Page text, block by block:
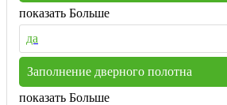
показать Больше
да
Заполнение дверного полотна
показать Больше